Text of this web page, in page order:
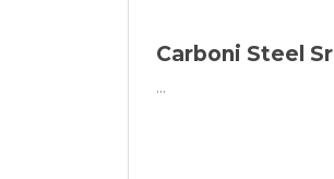
Carboni Steel Srl
...